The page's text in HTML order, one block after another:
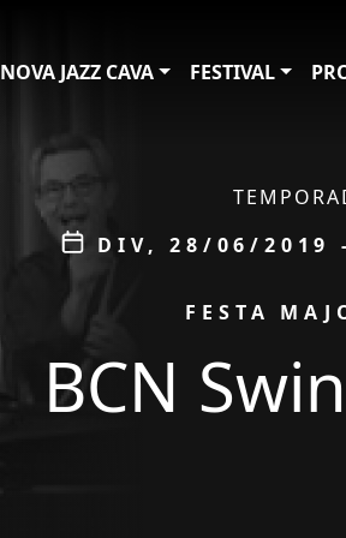
NOVA JAZZ CAVA FESTIVAL
ÀMBIT
Data
DIV, 28/06/2019
PROMOCIÓ FESTA
BCN